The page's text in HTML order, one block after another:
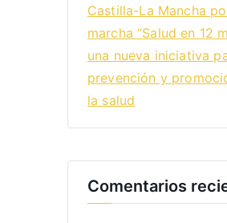
Castilla-La Mancha
marcha “Salud en 12
una nueva iniciativa
prevención y
la salud
Comentarios